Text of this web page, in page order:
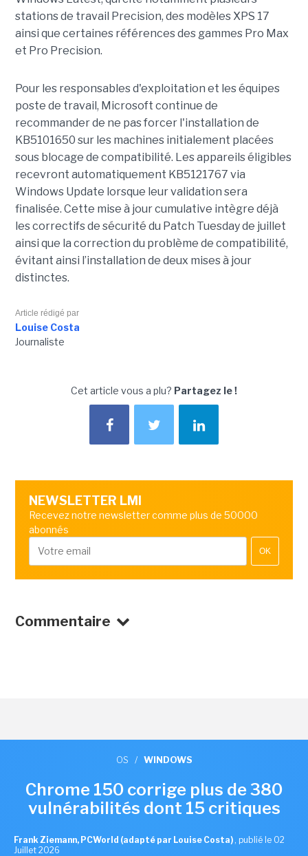
stations de travail Precision, des modèles XPS 17
ainsi que certaines références des gammes Pro Max
et Pro Precision.
Pour les responsables d'exploitation et les équipes
poste de travail, Microsoft continue de
recommander de ne pas forcer l'installation de
KB5101650 sur les machines initialement placées
sous blocage de compatibilité. Les appareils éligibles
recevront automatiquement KB5121767 via
Windows Update lorsque leur validation sera
finalisée. Cette mise à jour cumulative intègre déjà
les correctifs de sécurité du Patch Tuesday de juillet
ainsi que la correction du problème de compatibilité,
évitant ainsi l’installation de deux mises à jour
distinctes.
Article rédigé par
Louise Costa
Journaliste
Cet article vous a plu? Partagez le !
NEWSLETTER LMI
Recevez notre newsletter comme plus de 50000
abonnés
OK
Commentaire
OS / WINDOWS
Chrome 150 corrige plus de 380
vulnérabilités dont 15 critiques
Frank Ziemann, PCWorld (adapté par Louise Costa) , publié le 02
Juillet 2026